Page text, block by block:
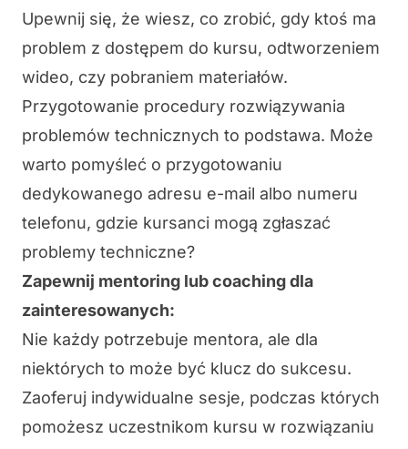
Upewnij się, że wiesz, co zrobić, gdy ktoś ma
problem z dostępem do kursu, odtworzeniem
wideo, czy pobraniem materiałów.
Przygotowanie procedury rozwiązywania
problemów technicznych to podstawa. Może
warto pomyśleć o przygotowaniu
dedykowanego adresu e-mail albo numeru
telefonu, gdzie kursanci mogą zgłaszać
problemy techniczne?
Zapewnij mentoring lub coaching dla
zainteresowanych:
Nie każdy potrzebuje mentora, ale dla
niektórych to może być klucz do sukcesu.
Zaoferuj indywidualne sesje, podczas których
pomożesz uczestnikom kursu w rozwiązaniu